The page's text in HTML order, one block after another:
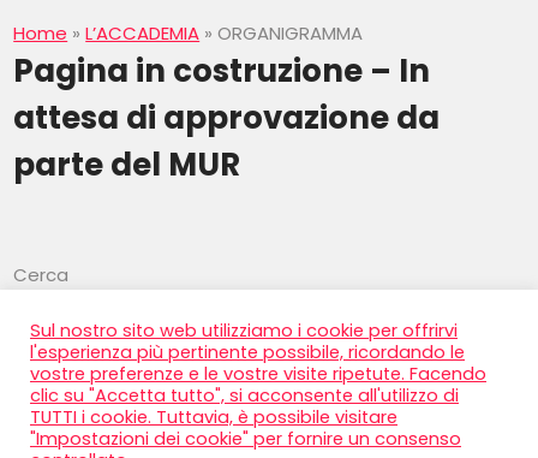
Home »L’ACCADEMIA »ORGANIGRAMMA
Pagina in costruzione – In
attesa di approvazione da
parte del MUR
Cerca
Sul nostro sito web utilizziamo i cookie per offrirvi
l'esperienza più pertinente possibile, ricordando le
vostre preferenze e le vostre visite ripetute. Facendo
clic su "Accetta tutto", si acconsente all'utilizzo di
TUTTI i cookie. Tuttavia, è possibile visitare
"Impostazioni dei cookie" per fornire un consenso